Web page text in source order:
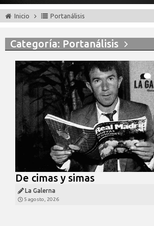
Inicio Portanálisis
Categoría: Portanálisis
De cimas y simas
La Galerna
5 agosto, 2026